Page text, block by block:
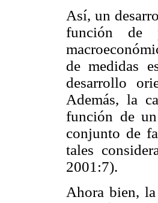
Así, un
función de
de medidas
desarrollo
Además, la
función de
conjunto de
tales
2001:7).
Ahora bien,